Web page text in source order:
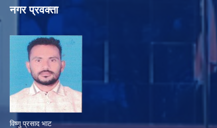
नगर प्रवक्ता
विष्णु प्रसाद भाट